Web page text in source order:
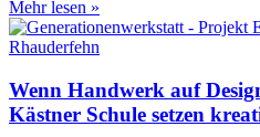
Mehr lesen »
Wenn Handwerk auf
Kästner Schule setzen